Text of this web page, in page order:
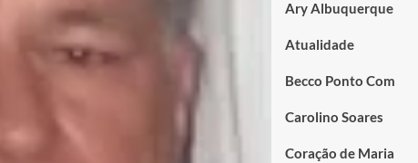
Ary Albuquerque
Atualidade
Becco Ponto Com
Carolino Soares
Coração de Maria